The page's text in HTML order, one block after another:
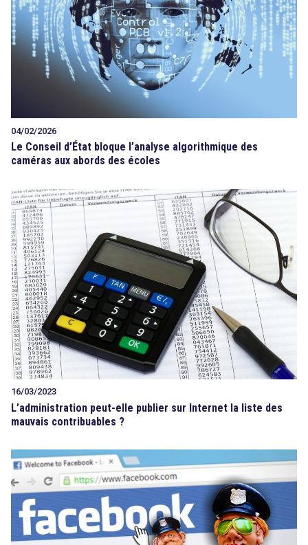
04/02/2026
Le Conseil d’État bloque l’analyse algorithmique des
caméras aux abords des écoles
16/03/2023
L’administration peut-elle publier sur Internet la liste des
mauvais contribuables ?